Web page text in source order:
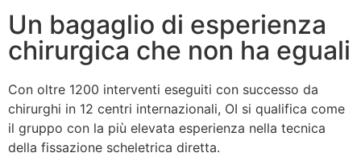
Un bagaglio di esperienza
chirurgica che non ha eguali
Con oltre 1200 interventi eseguiti con successo da
chirurghi in 12 centri internazionali, OI si qualifica come
il gruppo con la più elevata esperienza nella tecnica
della fissazione scheletrica diretta.